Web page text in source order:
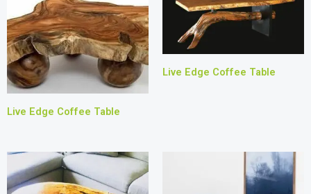
Live Edge Coffee Table
Live Edge Coffee Table